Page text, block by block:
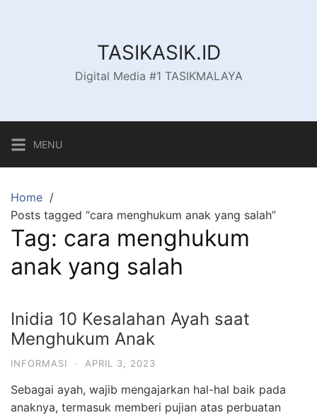
TASIKASIK.ID
Digital Media #1 TASIKMALAYA
MENU
Home
Posts tagged “cara menghukum anak yang salah”
Tag: cara menghukum
anak yang salah
Inidia 10 Kesalahan Ayah saat
Menghukum Anak
INFORMASI · APRIL 3, 2023
Sebagai ayah, wajib mengajarkan hal-hal baik pada
anaknya, termasuk memberi pujian atas perbuatan